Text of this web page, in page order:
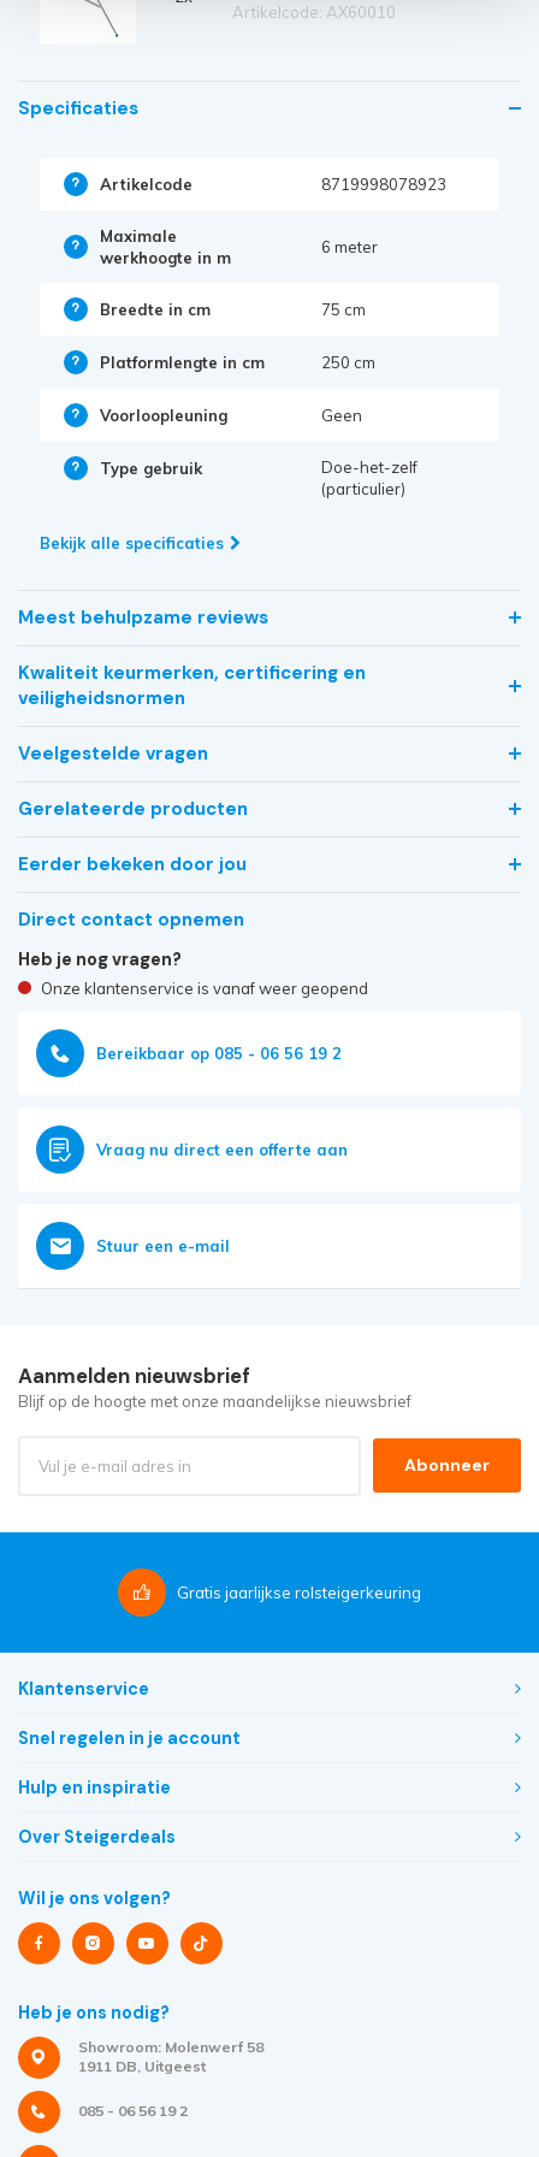
Artikelcode: AX60010
Specificaties
Artikelcode 8719998078923
Maximale
werkhoogte in m
6 meter
Breedte in cm 75 cm
Platformlengte in cm 250 cm
Voorloopleuning Geen
Type gebruik
Doe-het-zelf
(particulier)
Bekijk alle specificaties
Meest behulpzame reviews
Kwaliteit keurmerken, certificering en
veiligheidsnormen
Veelgestelde vragen
Gerelateerde producten
Eerder bekeken door jou
Direct contact opnemen
Heb je nog vragen?
Onze klantenservice is vanaf weer geopend
Bereikbaar op 085 - 06 56 19 2
Vraag nu direct een offerte aan
Stuur een e-mail
Aanmelden nieuwsbrief
Blijf op de hoogte met onze maandelijkse nieuwsbrief
Abonneer
Gratis jaarlijkse rolsteigerkeuring
Klantenservice
Snel regelen in je account
Hulp en inspiratie
Over Steigerdeals
Wil je ons volgen?
Heb je ons nodig?
Showroom: Molenwerf 58
1911 DB, Uitgeest
085 - 06 56 19 2